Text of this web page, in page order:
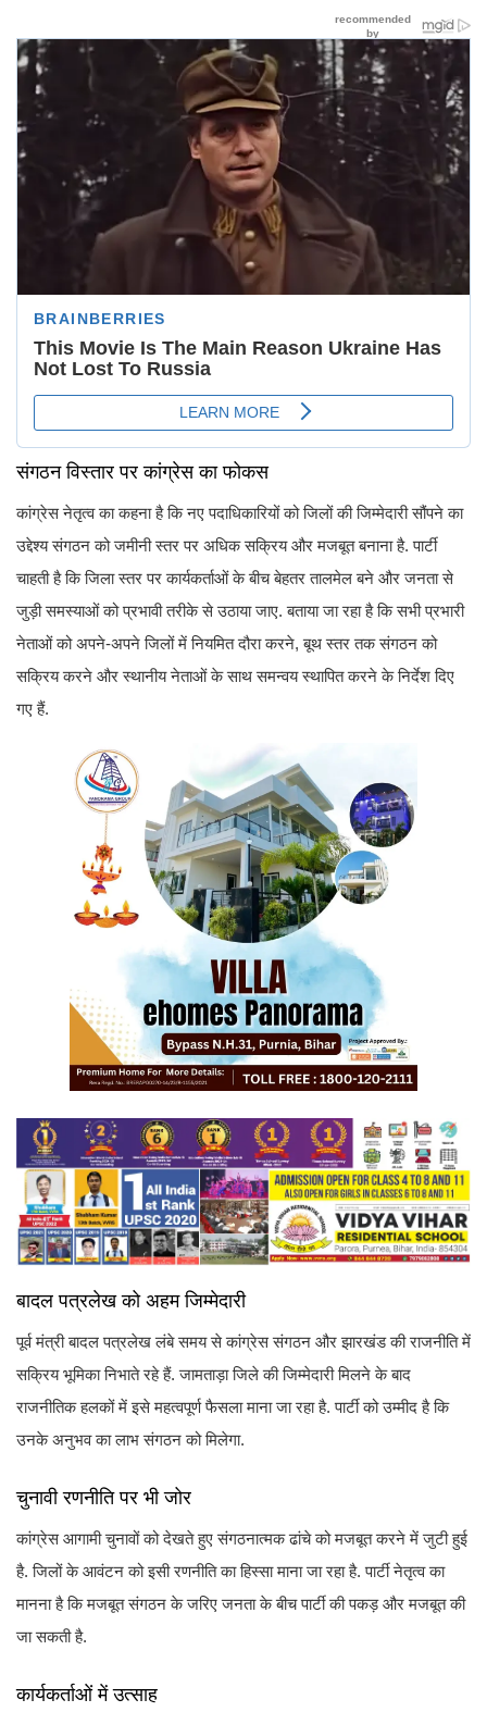
संगठन विस्तार पर कांग्रेस का फोकस
कांग्रेस नेतृत्व का कहना है कि नए पदाधिकारियों को जिलों की जिम्मेदारी सौंपने का
उद्देश्य संगठन को जमीनी स्तर पर अधिक सक्रिय और मजबूत बनाना है. पार्टी
चाहती है कि जिला स्तर पर कार्यकर्ताओं के बीच बेहतर तालमेल बने और जनता से
जुड़ी समस्याओं को प्रभावी तरीके से उठाया जाए. बताया जा रहा है कि सभी प्रभारी
नेताओं को अपने-अपने जिलों में नियमित दौरा करने, बूथ स्तर तक संगठन को
सक्रिय करने और स्थानीय नेताओं के साथ समन्वय स्थापित करने के निर्देश दिए
गए हैं.
बादल पत्रलेख को अहम जिम्मेदारी
पूर्व मंत्री बादल पत्रलेख लंबे समय से कांग्रेस संगठन और झारखंड की राजनीति में
सक्रिय भूमिका निभाते रहे हैं. जामताड़ा जिले की जिम्मेदारी मिलने के बाद
राजनीतिक हलकों में इसे महत्वपूर्ण फैसला माना जा रहा है. पार्टी को उम्मीद है कि
उनके अनुभव का लाभ संगठन को मिलेगा.
चुनावी रणनीति पर भी जोर
कांग्रेस आगामी चुनावों को देखते हुए संगठनात्मक ढांचे को मजबूत करने में जुटी हुई
है. जिलों के आवंटन को इसी रणनीति का हिस्सा माना जा रहा है. पार्टी नेतृत्व का
मानना है कि मजबूत संगठन के जरिए जनता के बीच पार्टी की पकड़ और मजबूत की
जा सकती है.
कार्यकर्ताओं में उत्साह